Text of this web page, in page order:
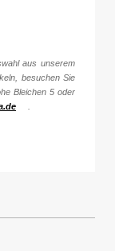
aus unserem
besuchen Sie
Bleichen 5 oder